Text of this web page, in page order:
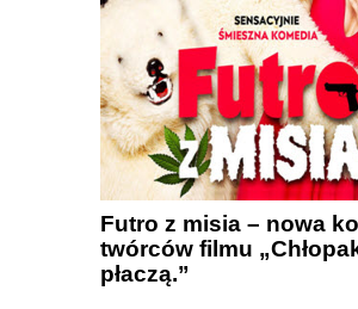
Futro z misia – nowa
twórców filmu
płaczą.”